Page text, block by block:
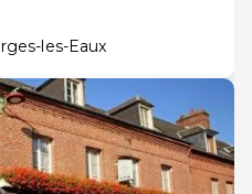
les-Eaux